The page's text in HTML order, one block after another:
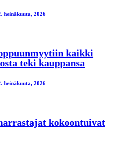
heinäkuuta, 2026
kaikki
teki kauppansa
heinäkuuta, 2026
kokoontuivat